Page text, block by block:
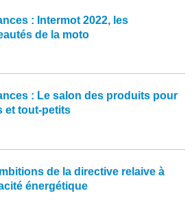
: Intermot 2022, les
de la moto
: Le salon des produits pour
et tout-petits
de la directive relaive à
énergétique